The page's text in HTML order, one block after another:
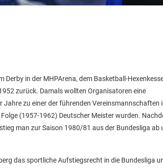
in der MHPArena, dem Basketball-
zurück. Damals wollten Organisatoren eine
zu einer der führenden Vereinsmannschaften
(1957-1962) Deutscher Meister wurden.
man zur Saison 1980/81 aus der Bundesliga ab
das sportliche Aufstiegsrecht in die Bundesliga